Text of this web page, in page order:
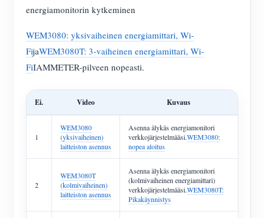
energiamonitorin kytkeminen
WEM3080: yksivaiheinen energiamittari, Wi-
FijaWEM3080T: 3-vaiheinen energiamittari, Wi-
FiIAMMETER-pilveen nopeasti.
Ei. Video Kuvaus
1
WEM3080
(yksivaiheinen)
laitteiston asennus
Asenna älykäs energiamonitori
verkkojärjestelmääsi.WEM3080:
nopea aloitus
2
WEM3080T
(kolmivaiheinen)
laitteiston asennus
Asenna älykäs energiamonitori
(kolmivaiheinen energiamittari)
verkkojärjestelmääsi.WEM3080T:
Pikakäynnistys